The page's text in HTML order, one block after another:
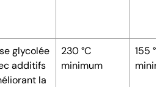
glycolée
additifs
la
230 °C
minimum
155 °C